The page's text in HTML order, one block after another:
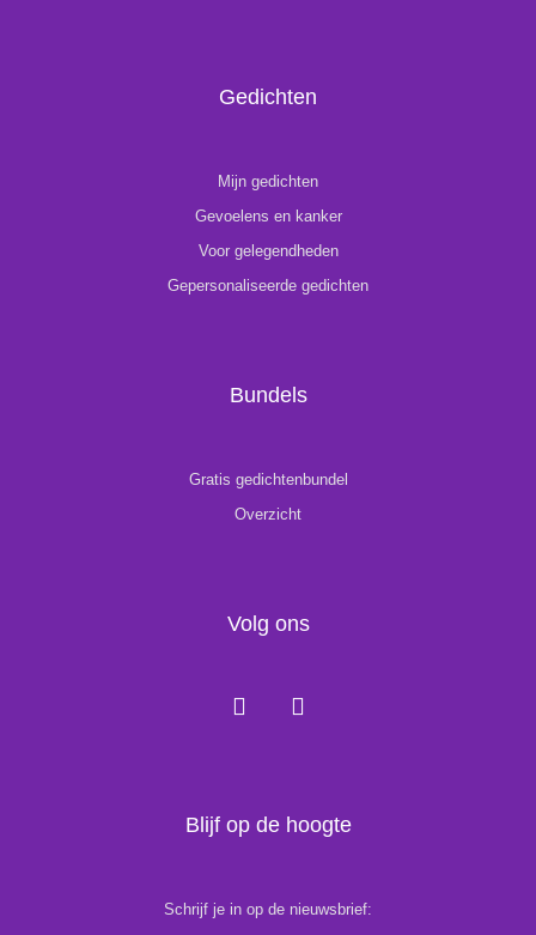
Gedichten
Mijn gedichten
Gevoelens en kanker
Voor gelegendheden
Gepersonaliseerde gedichten
Bundels
Gratis gedichtenbundel
Overzicht
Volg ons
F
a
o
o
I
n
g
r
Blijf op de hoogte
Schrijf je in op de nieuwsbrief: